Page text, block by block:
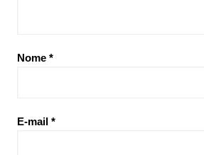
Nome *
E-mail *